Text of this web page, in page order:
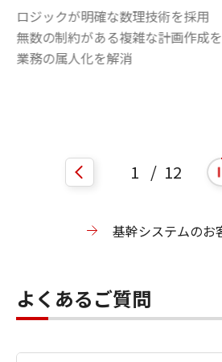
ロジックが明確な数理技術を採用
無数の制約がある複雑な計画作成
業務の属人化を解消
1 / 12
基幹システムのお
よくあるご質問